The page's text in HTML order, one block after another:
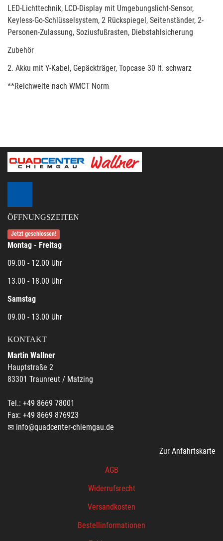
LED-Lichttechnik, LCD-Display mit Umgebungslicht-Sensor,
Keyless-Go-Schlüsselsystem, 2 Rückspiegel, Seitenständer, 2-
Personen-Zulassung, Soziusfußrasten, Diebstahlsicherung
Zubehör
2. Akku mit Y-Kabel, Gepäckträger, Topcase 30 lt. schwarz
**Reichweite nach WMCT Norm
ÖFFNUNGSZEITEN
Jetzt geschlossen!
Montag - Freitag
09.00 - 12.00 Uhr
13.00 - 18.00 Uhr
Samstag
09.00 - 13.00 Uhr
KONTAKT
Martin Wallner
Hauptstraße 2
83301 Traunreut / Matzing
Tel.: +49 8669 78001
Fax: +49 8669 876923
info@quadcenter-chiemgau.de
Zur Anfahrtskarte
AGB
Widerrufsrecht
Versandkosten
Bestellinformationen